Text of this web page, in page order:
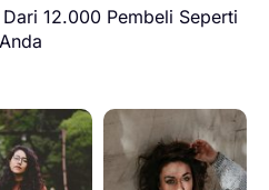
12.000 Pembeli Seperti
Anda